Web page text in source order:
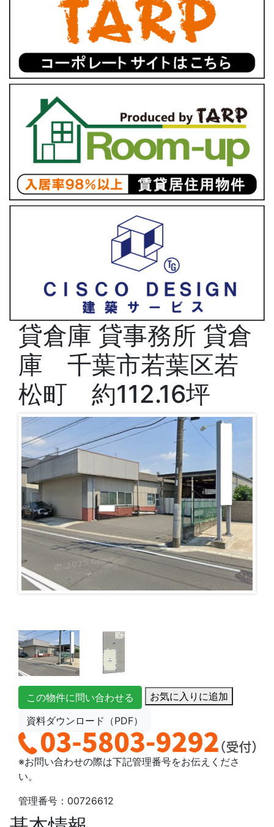
貸倉庫 貸事務所 貸倉
庫 千葉市若葉区若
松町 約112.16坪
この物件に問い合わせる
お気に入りに追加
資料ダウンロード（PDF）
※お問い合わせの際は下記管理番号をお伝えくださ
い。
管理番号：00726612